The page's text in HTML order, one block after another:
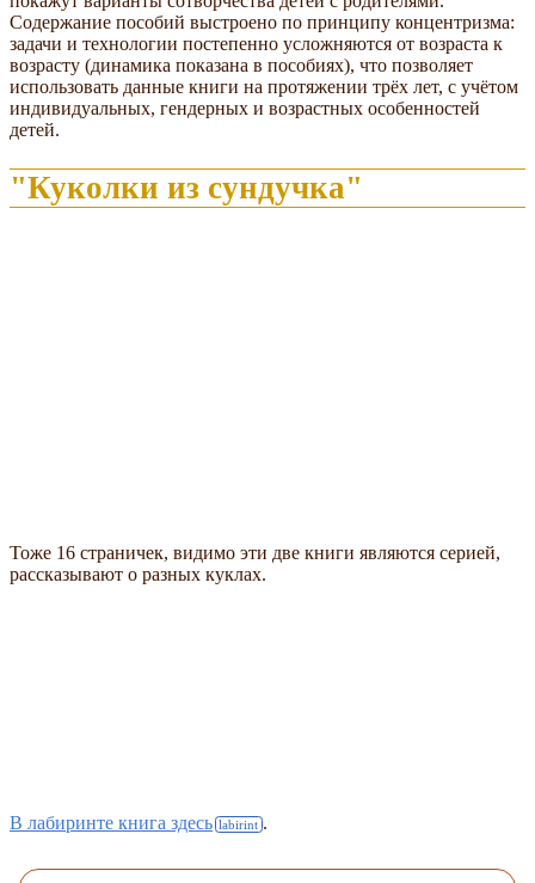
Содержание пособий выстроено по принципу концентризма:
задачи и технологии постепенно усложняются от возраста к
возрасту (динамика показана в пособиях), что позволяет
использовать данные книги на протяжении трёх лет, с учётом
индивидуальных, гендерных и возрастных особенностей
детей.
"Куколки из сундучка"
Тоже 16 страничек, видимо эти две книги являются серией,
рассказывают о разных куклах.
В лабиринте книга здесь .